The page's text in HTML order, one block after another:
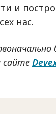
и
нас.
сайте